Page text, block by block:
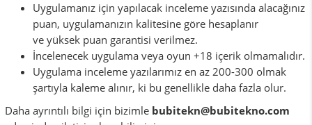
Uygulamanız için yapılacak inceleme yazısında alacağınız
puan, uygulamanızın kalitesine göre hesaplanır
ve yüksek puan garantisi verilmez.
İncelenecek uygulama veya oyun +18 içerik olmamalıdır.
Uygulama inceleme yazılarımız en az 200-300 olmak
şartıyla kaleme alınır, ki bu genellikle daha fazla olur.
Daha ayrıntılı bilgi için bizimle bubitekn@bubitekno.com